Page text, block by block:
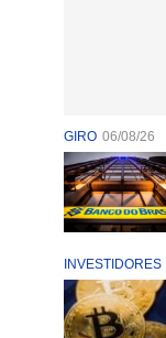
GIRO 06/08/26
INVESTIDORES